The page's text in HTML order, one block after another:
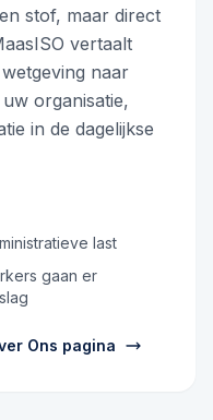
stof, maar direct
vertaalt
naar
organisatie,
in de dagelijkse
last
gaan er
Ons pagina